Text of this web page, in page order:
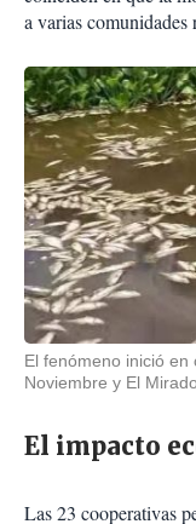
a varias comunidades
El fenómeno inició
Noviembre y El
El impacto
Las 23 cooperativas